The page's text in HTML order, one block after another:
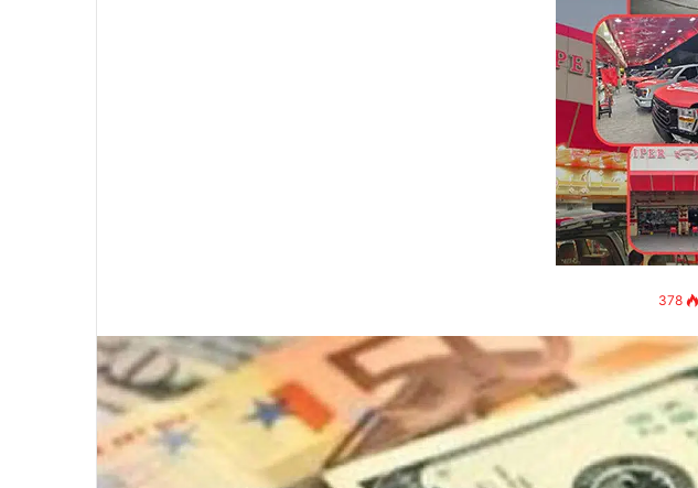
378